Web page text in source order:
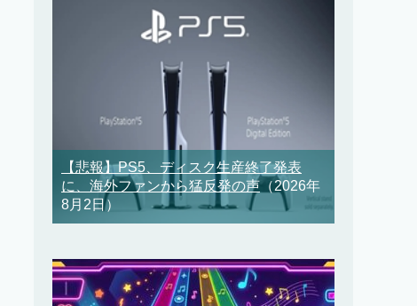
【悲報】PS5、ディスク生産終了発表
に、海外ファンから猛反発の声（2026年
8月2日）